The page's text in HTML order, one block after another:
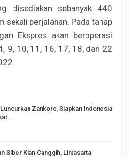
disediakan sebanyak 440
sekali perjalanan. Pada tahap
Ekspres akan beroperasi
9, 10, 11, 16, 17, 18, dan 22
Zankore, Siapkan Indonesia
Siber Kian Canggih, Lintasarta